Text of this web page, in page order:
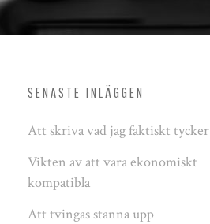
SENASTE INLÄGGEN
Att skriva vad jag faktiskt tycker
Vikten av att vara ekonomiskt
kompatibla
Att tvingas stanna upp